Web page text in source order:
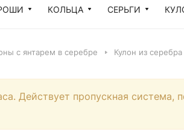
КОЛЬЦА СЕРЬГИ
с янтарем в серебре Кулон из
Действует пропускная система,